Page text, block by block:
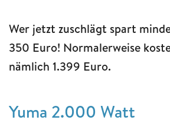
Wer jetzt zuschlägt spart
350 Euro! Normalerweise
nämlich 1.399 Euro.
Yuma 2.000 Watt